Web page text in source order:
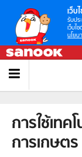
เว็บ
รับปร
เว็บไ
นโยบ
การใช้เท
การเกษตร